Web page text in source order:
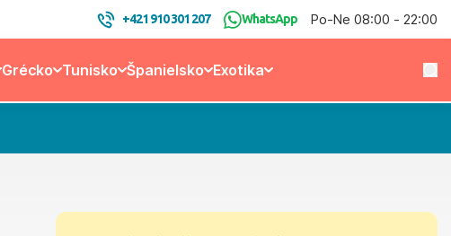
+421 910 301 207 WhatsApp Po-Ne 08:00 - 22:00
Grécko Tunisko Španielsko Exotika